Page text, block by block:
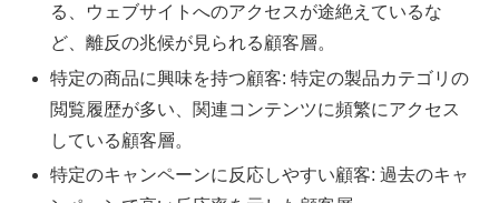
る、ウェブサイトへのアクセスが途絶えているな
ど、離反の兆候が見られる顧客層。
特定の商品に興味を持つ顧客: 特定の製品カテゴリの
閲覧履歴が多い、関連コンテンツに頻繁にアクセス
している顧客層。
特定のキャンペーンに反応しやすい顧客: 過去のキャ